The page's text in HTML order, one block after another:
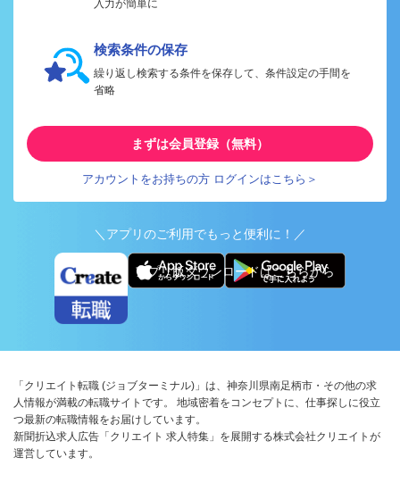
入力が簡単に
検索条件の保存
繰り返し検索する条件を保存して、条件設定の手間を
省略
まずは会員登録（無料）
アカウントをお持ちの方 ログインはこちら＞
＼アプリのご利用でもっと便利に！／
アプリ版ダウンロードはこちらから
「クリエイト転職 (ジョブターミナル)」は、神奈川県南足柄市・その他の求
人情報が満載の転職サイトです。 地域密着をコンセプトに、仕事探しに役立
つ最新の転職情報をお届けしています。
新聞折込求人広告「クリエイト 求人特集」を展開する株式会社クリエイトが
運営しています。